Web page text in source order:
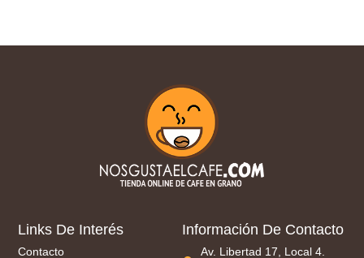
Links De Interés
Contacto
Información De Contacto
Av. Libertad 17, Local 4.